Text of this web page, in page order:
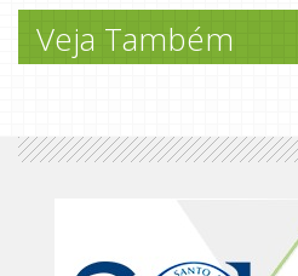
Veja Também